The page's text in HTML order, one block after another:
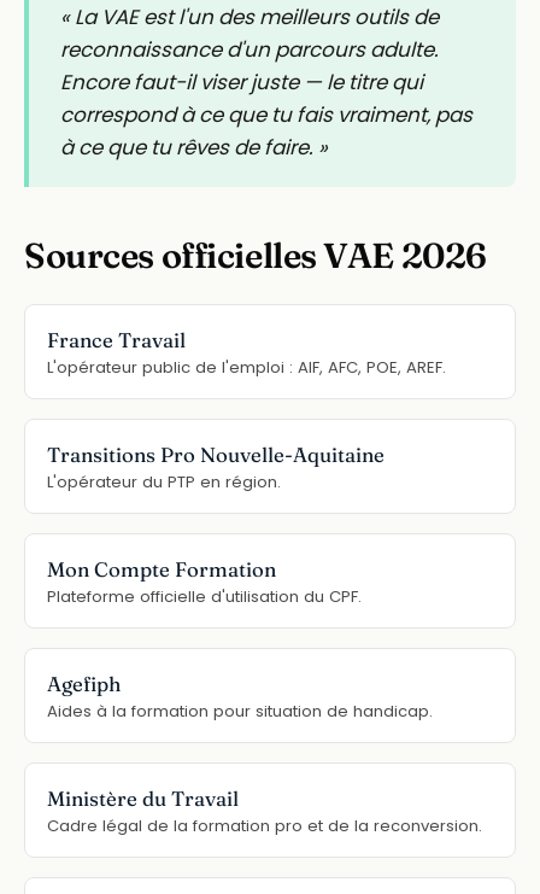
« La VAE est l'un des meilleurs outils de
reconnaissance d'un parcours adulte.
Encore faut-il viser juste — le titre qui
correspond à ce que tu fais vraiment, pas
à ce que tu rêves de faire. »
Sources officielles VAE 2026
France Travail
L'opérateur public de l'emploi : AIF, AFC, POE, AREF.
Transitions Pro Nouvelle-Aquitaine
L'opérateur du PTP en région.
Mon Compte Formation
Plateforme officielle d'utilisation du CPF.
Agefiph
Aides à la formation pour situation de handicap.
Ministère du Travail
Cadre légal de la formation pro et de la reconversion.